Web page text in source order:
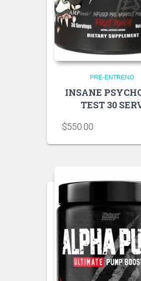
PRE-ENTRENO
INSANE
TEST 30
$550.00